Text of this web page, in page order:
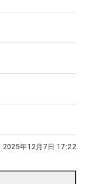
2025年12月7日 17:22